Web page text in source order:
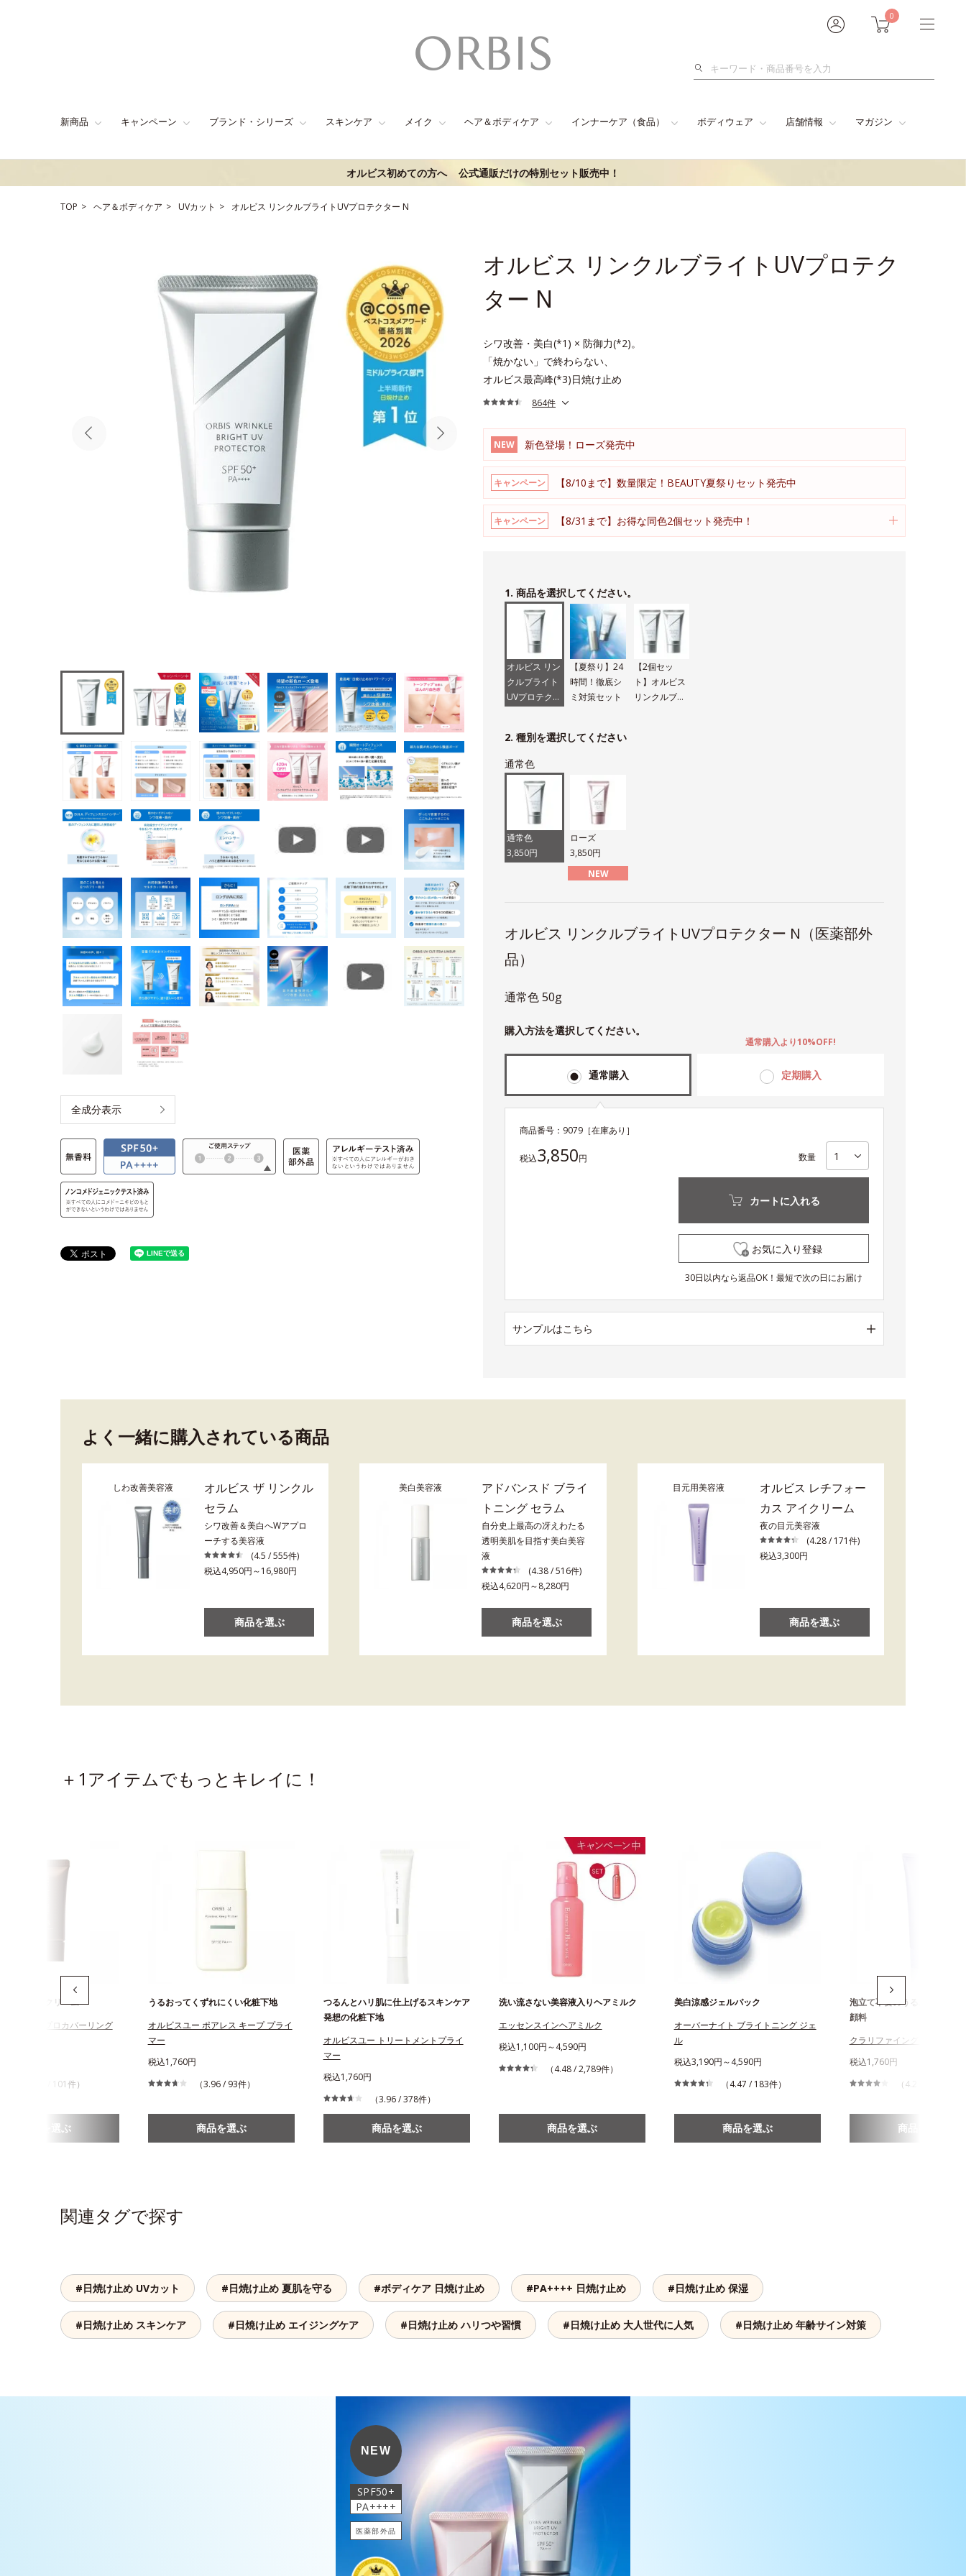
0
検
新商品 キャンペーン ブランド・シリーズ スキンケア メイク ヘア＆ボディケア インナーケア（食品） ボディウェア 店舗情報 マガジン
オルビス初めての方へ 公式通販だけの特別セット販売中！
TOP ヘア＆ボディケア UVカット オルビス リンクルブライトUVプロテクター N
オルビス リンクルブライトUVプロテク
ター N
シワ改善・美白(*1) × 防御力(*2)。
「焼かない」で終わらない、
オルビス最高峰(*3)日焼け止め
864件
NEW 新色登場！ローズ発売中
キャンペーン 【8/10まで】数量限定！BEAUTY夏祭りセット発売中
キャンペーン 【8/31まで】お得な同色2個セット発売中！
全成分表示
1. 商品を選択してください。
オルビス リン
クルブライト
UVプロテクタ
【夏祭り】24
時間！徹底シ
ミ対策セット
【2個セッ
ト】オルビス
リンクルブラ
2. 種別を選択してください
通常色
通常色
3,850円
ローズ
3,850円
NEW
オルビス リンクルブライトUVプロテクター N（医薬部外
品）
通常色 50g
購入方法を選択してください。
通常購入 定期購入
通常購入より10%OFF!
商品番号： 9079 ［在庫あり］
税込3,850円 数量
カートに入れる
お気に入り登録
30日以内なら返品OK！最短で次の日にお届け
サンプルはこちら
よく一緒に購入されている商品
しわ改善美容液
オルビス ザ リンクル
セラム
シワ改善＆美白へWアプロ
ーチする美容液
(4.5 / 555件)
税込4,950円～16,980円
商品を選ぶ
美白美容液
アドバンスド ブライ
トニング セラム
自分史上最高の冴えわたる
透明美肌を目指す美白美容
液
(4.38 / 516件)
税込4,620円～8,280円
商品を選ぶ
目元用美容液
オルビス レチフォー
カス アイクリーム
夜の目元美容液
(4.28 / 171件)
税込3,300円
商品を選ぶ
＋1アイテムでもっとキレイに！
ためのBBクリーム
アンバー プロカバーリング
（3.95 / 101件）
商品を選ぶ
うるおってくずれにくい化粧下地
オルビスユー ポアレス キープ プライ
マー
税込1,760円
（3.96 / 93件）
商品を選ぶ
つるんとハリ肌に仕上げるスキンケア
発想の化粧下地
オルビスユー トリートメントプライ
マー
税込1,760円
（3.96 / 378件）
商品を選ぶ
洗い流さない美容液入りヘアミルク
エッセンスインヘアミルク
税込1,100円～4,590円
（4.48 / 2,789件）
商品を選ぶ
美白涼感ジェルパック
オーバーナイト ブライトニング ジェ
ル
税込3,190円～4,590円
（4.47 / 183件）
商品を選ぶ
泡立て不要のうるぷるジュレ
顔料
クラリファイング ジュレウ
税込1,760円
（4.2 / 205件）
商品を選ぶ
関連タグで探す
#日焼け止め UVカット #日焼け止め 夏肌を守る #ボディケア 日焼け止め #PA++++ 日焼け止め #日焼け止め 保湿
#日焼け止め スキンケア #日焼け止め エイジングケア #日焼け止め ハリつや習慣 #日焼け止め 大人世代に人気 #日焼け止め 年齢サイン対策
NEW
SPF50+
PA++++
医薬部外品